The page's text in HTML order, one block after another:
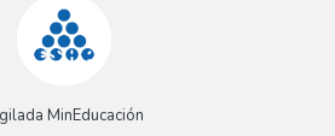
MinEducación